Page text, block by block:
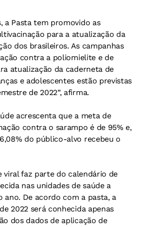
a Pasta tem promovido as
para a atualização da
dos brasileiros. As campanhas
contra a poliomielite e de
atualização da caderneta de
e adolescentes estão previstas
de 2022”, afirma.
acrescenta que a meta de
contra o sarampo é de 95% e,
do público-alvo recebeu o
viral faz parte do calendário de
nas unidades de saúde a
ano. De acordo com a pasta, a
2022 será conhecida apenas
dos dados de aplicação de